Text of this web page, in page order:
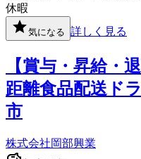
休暇
気になる 詳しく見る
【賞与・昇給・
距離食品配送ド
市
株式会社岡部興業